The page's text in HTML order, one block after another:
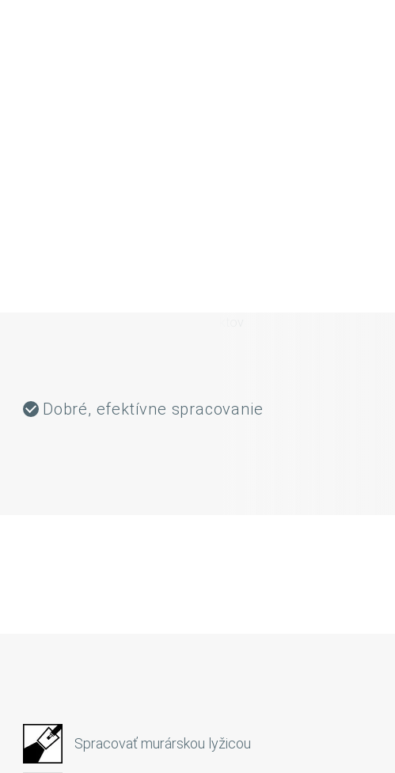
Dobré, efektívne spracovanie
Spracovať murárskou lyžicou